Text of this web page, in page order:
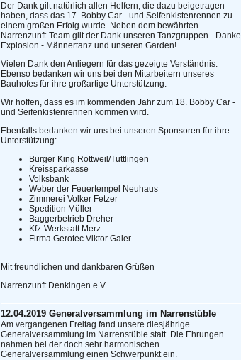
Der Dank gilt natürlich allen Helfern, die dazu beigetragen
haben, dass das 17. Bobby Car - und Seifenkistenrennen zu
einem großen Erfolg wurde. Neben dem bewährten
Narrenzunft-Team gilt der Dank unseren Tanzgruppen - Danke
Explosion - Männertanz und unseren Garden!
Vielen Dank den Anliegern für das gezeigte Verständnis.
Ebenso bedanken wir uns bei den Mitarbeitern unseres
Bauhofes für ihre großartige Unterstützung.
Wir hoffen, dass es im kommenden Jahr zum 18. Bobby Car -
und Seifenkistenrennen kommen wird.
Ebenfalls bedanken wir uns bei unseren Sponsoren für ihre
Unterstützung:
Burger King Rottweil/Tuttlingen
Kreissparkasse
Volksbank
Weber der Feuertempel Neuhaus
Zimmerei Volker Fetzer
Spedition Müller
Baggerbetrieb Dreher
Kfz-Werkstatt Merz
Firma Gerotec Viktor Gaier
Mit freundlichen und dankbaren Grüßen
Narrenzunft Denkingen e.V.
12.04.2019 Generalversammlung im Narrenstüble
Am vergangenen Freitag fand unsere diesjährige
Generalversammlung im Narrenstüble statt. Die Ehrungen
nahmen bei der doch sehr harmonischen
Generalversammlung einen Schwerpunkt ein.